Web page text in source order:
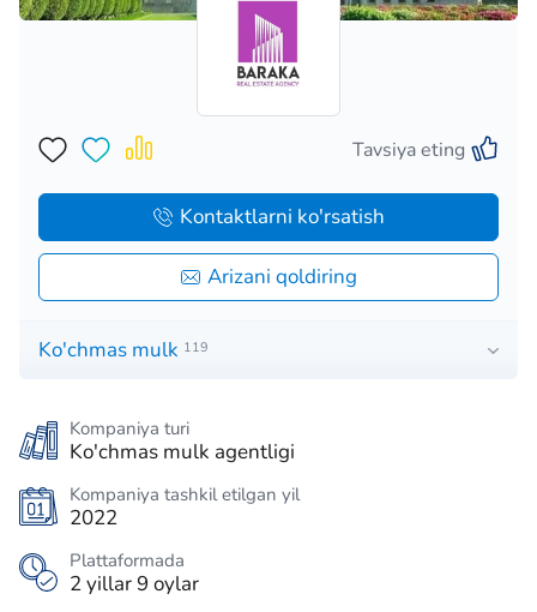
Tavsiya eting
Arizani qoldiring
Kontaktlarni ko'rsatish
Ko'chmas mulk 119
Kompaniya turi
Ko'chmas mulk agentligi
Kompaniya tashkil etilgan yil
2022
Plattaformada
2 yillar 9 oylar